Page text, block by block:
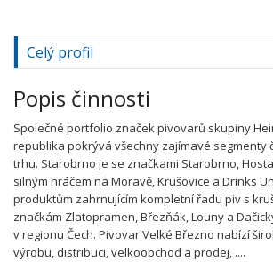
Celý profil
Popis činnosti
Společné portfolio značek pivovarů skupiny
republika pokrývá všechny zajímavé segmenty
trhu. Starobrno je se značkami Starobrno,
silným hráčem na Moravě, Krušovice a Drinks
produktům zahrnujícím kompletní řadu piv s
značkám Zlatopramen, Březňák, Louny a
v regionu Čech. Pivovar Velké Březno nabízí
výrobu, distribuci, velkoobchod a prodej, ....